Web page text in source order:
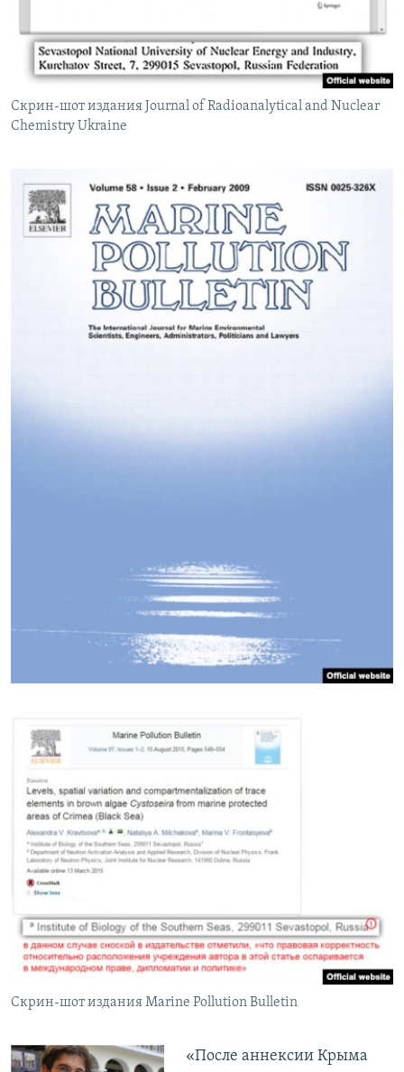
Скрин-шот издания Journal of Radioanalytical and Nuclear
Chemistry Ukraine
Скрин-шот издания Marine Pollution Bulletin
«После аннексии Крыма